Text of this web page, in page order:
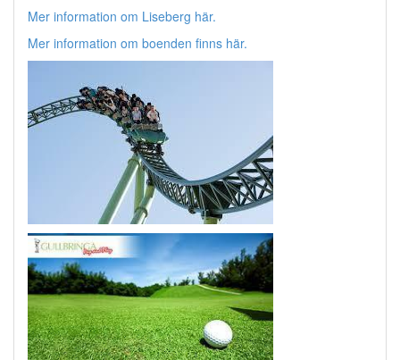
Mer information om Liseberg här.
Mer information om boenden finns här.